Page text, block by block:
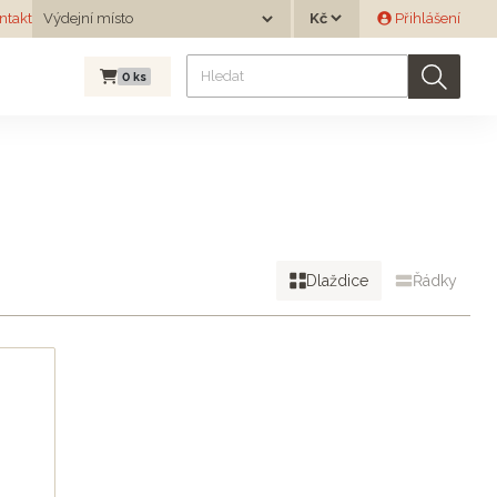
Výdejní místo
Výdejní místo
Měna Přihlášení
0 ks
Dlaždice Řádky